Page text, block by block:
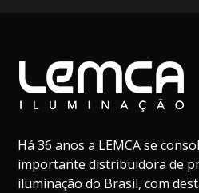
Há 36 anos a LEMCA se
importante distribuidora de
iluminação do Brasil, com